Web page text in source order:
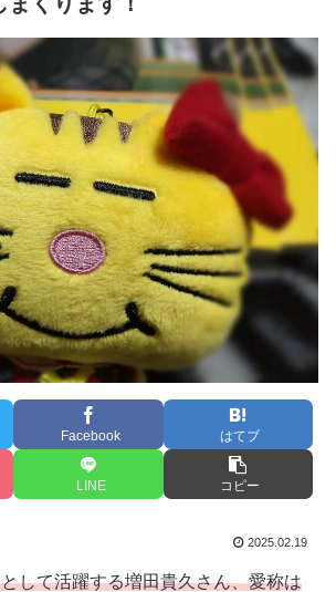
Facebook はてブ
LINE コピー
2025.02.19
して活躍する増田貴久さん、愛称は